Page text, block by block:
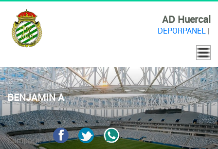
AD Huercal
DEPORPANEL|
BENJAMIN A
Comparte